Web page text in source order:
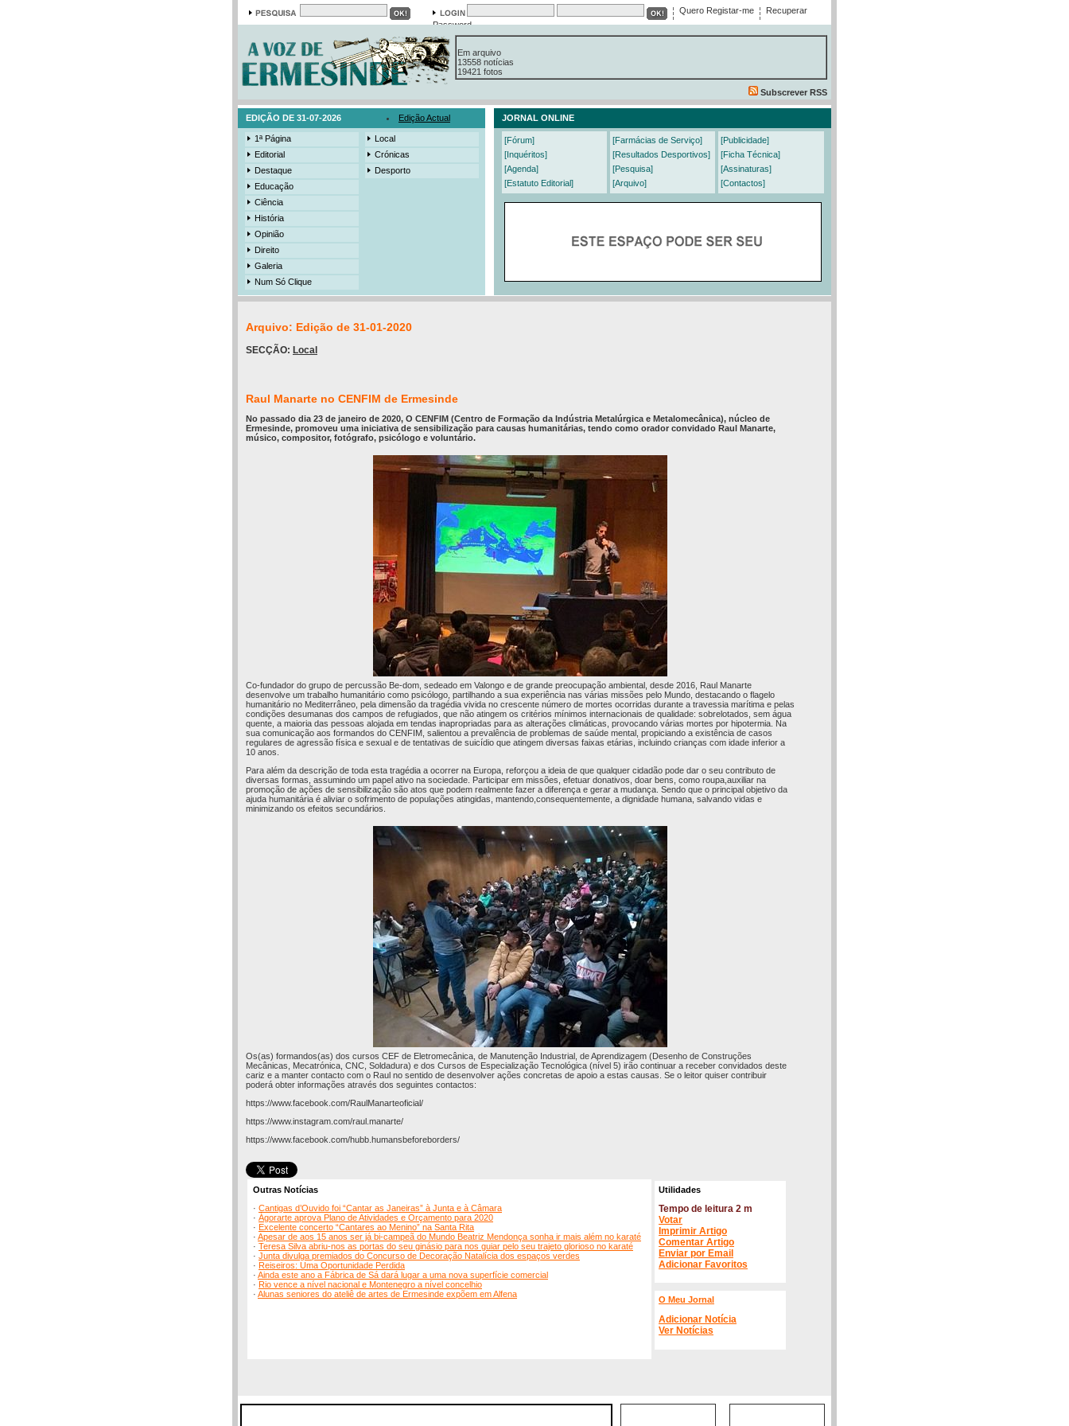
Quero Registar-me
Recuperar
Password
13558 notícias
19421 fotos
385 edições
Subscrever RSS
EDIÇÃO DE 31-07-2026 Edição Actual JORNAL ONLINE
1ª Página
Editorial
Destaque
Educação
Ciência
História
Opinião
Direito
Galeria
Num Só Clique
Local
Crónicas
Desporto
[Fórum]
[Inquéritos]
[Agenda]
[Estatuto Editorial]
[Farmácias de Serviço]
[Resultados Desportivos]
[Pesquisa]
[Arquivo]
[Publicidade]
[Ficha Técnica]
[Assinaturas]
[Contactos]
Arquivo: Edição de 31-01-2020
SECÇÃO: Local
Raul Manarte no CENFIM de Ermesinde
No passado dia 23 de janeiro de 2020, O CENFIM (Centro de Formação da Indústria Metalúrgica e Metalomecânica), núcleo de
Ermesinde, promoveu uma iniciativa de sensibilização para causas humanitárias, tendo como orador convidado Raul Manarte,
músico, compositor, fotógrafo, psicólogo e voluntário.
Co-fundador do grupo de percussão Be-dom, sedeado em Valongo e de grande preocupação ambiental, desde 2016, Raul Manarte
desenvolve um trabalho humanitário como psicólogo, partilhando a sua experiência nas várias missões pelo Mundo, destacando o flagelo
humanitário no Mediterrâneo, pela dimensão da tragédia vivida no crescente número de mortes ocorridas durante a travessia marítima e pelas
condições desumanas dos campos de refugiados, que não atingem os critérios mínimos internacionais de qualidade: sobrelotados, sem água
quente, a maioria das pessoas alojada em tendas inapropriadas para as alterações climáticas, provocando várias mortes por hipotermia. Na
sua comunicação aos formandos do CENFIM, salientou a prevalência de problemas de saúde mental, propiciando a existência de casos
regulares de agressão física e sexual e de tentativas de suicídio que atingem diversas faixas etárias, incluindo crianças com idade inferior a
10 anos.
Para além da descrição de toda esta tragédia a ocorrer na Europa, reforçou a ideia de que qualquer cidadão pode dar o seu contributo de
diversas formas, assumindo um papel ativo na sociedade. Participar em missões, efetuar donativos, doar bens, como roupa,auxiliar na
promoção de ações de sensibilização são atos que podem realmente fazer a diferença e gerar a mudança. Sendo que o principal objetivo da
ajuda humanitária é aliviar o sofrimento de populações atingidas, mantendo,consequentemente, a dignidade humana, salvando vidas e
minimizando os efeitos secundários.
Os(as) formandos(as) dos cursos CEF de Eletromecânica, de Manutenção Industrial, de Aprendizagem (Desenho de Construções
Mecânicas, Mecatrónica, CNC, Soldadura) e dos Cursos de Especialização Tecnológica (nível 5) irão continuar a receber convidados deste
cariz e a manter contacto com o Raul no sentido de desenvolver ações concretas de apoio a estas causas. Se o leitor quiser contribuir
poderá obter informações através dos seguintes contactos:
https://www.facebook.com/RaulManarteoficial/
https://www.instagram.com/raul.manarte/
https://www.facebook.com/hubb.humansbeforeborders/
Outras Notícias
· Cantigas d’Ouvido foi “Cantar as Janeiras” à Junta e à Câmara
· Ágorarte aprova Plano de Atividades e Orçamento para 2020
· Excelente concerto “Cantares ao Menino” na Santa Rita
· Apesar de aos 15 anos ser já bi-campeã do Mundo Beatriz Mendonça sonha ir mais além no karaté
· Teresa Silva abriu-nos as portas do seu ginásio para nos guiar pelo seu trajeto glorioso no karaté
· Junta divulga premiados do Concurso de Decoração Natalícia dos espaços verdes
· Reiseiros: Uma Oportunidade Perdida
· Ainda este ano a Fábrica de Sá dará lugar a uma nova superfície comercial
· Rio vence a nível nacional e Montenegro a nível concelhio
· Alunas seniores do ateliê de artes de Ermesinde expõem em Alfena
Utilidades
Tempo de leitura 2 m
Votar
Imprimir Artigo
Comentar Artigo
Enviar por Email
Adicionar Favoritos
O Meu Jornal
Adicionar Notícia
Ver Notícias